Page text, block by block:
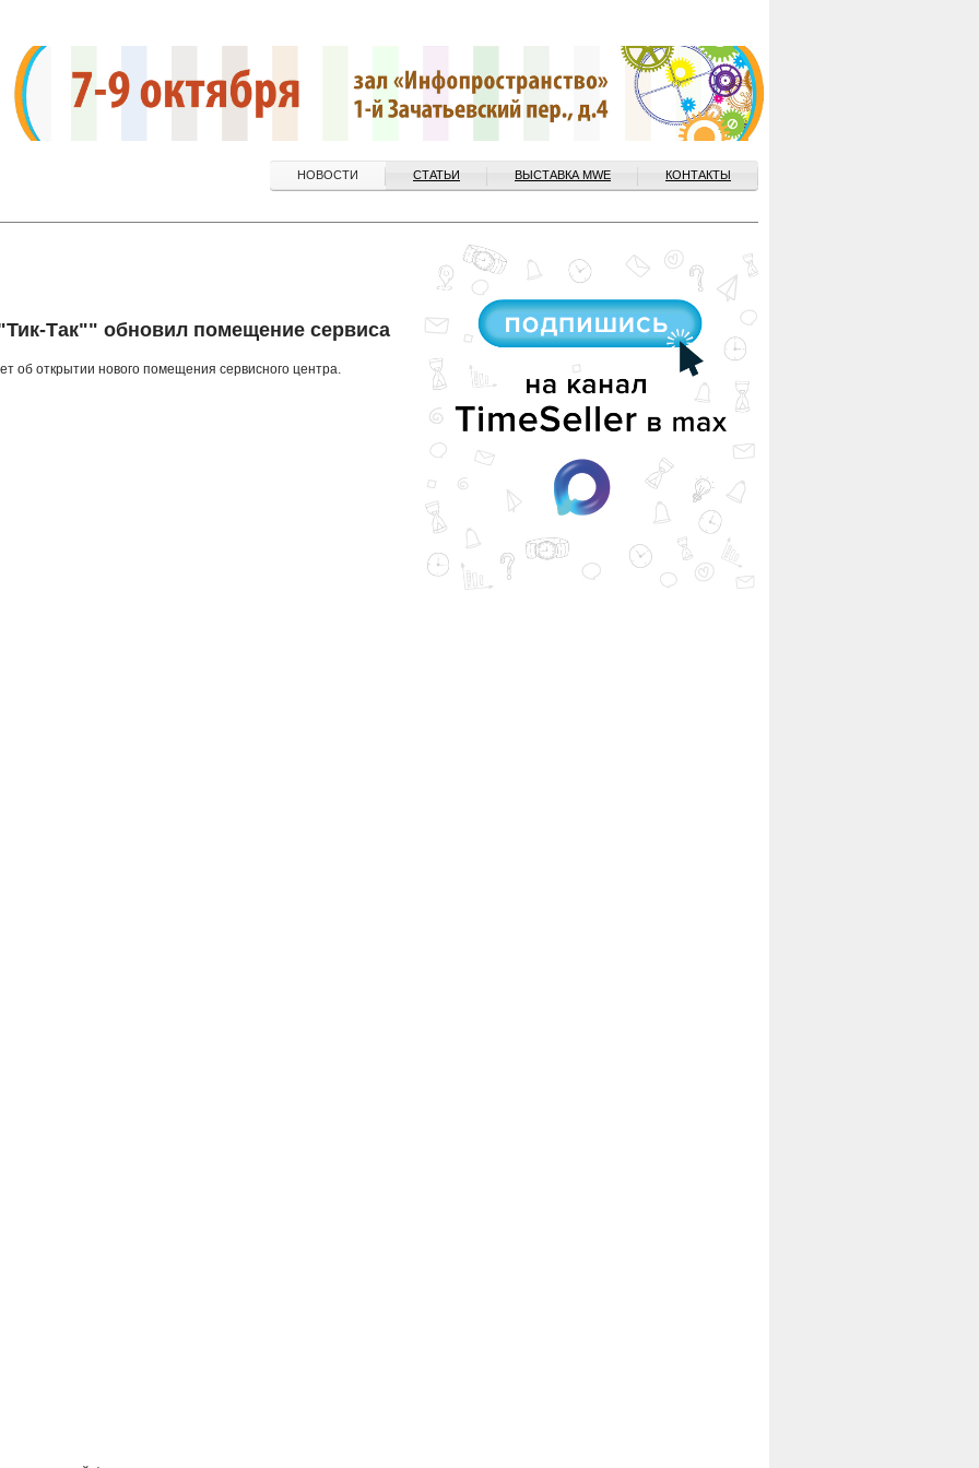
НОВОСТИ СТАТЬИ ВЫСТАВКА MWE КОНТАКТЫ
Так"" обновил помещение сервиса
об открытии нового помещения сервисного центра.